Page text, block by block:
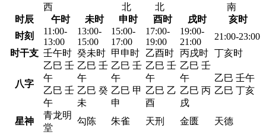
西
北
北
南
时辰
午时 未时 申时 酉时 戌时
亥时
时刻
11:00-
13:00
13:00-
15:00
15:00-
17:00
17:00-
19:00
19:00-
21:00
21:00-23:00
时干支 壬午时 癸未时 甲申时 乙酉时 丙戌时 丁亥时
八字
乙巳 壬
午
乙巳 壬
午
乙巳 壬
午
乙巳 癸
未
乙巳 壬
午
乙巳 甲
申
乙巳 壬
午
乙巳 乙
酉
乙巳 壬
午
乙巳 丙
戌
乙巳 壬午
乙巳 丁亥
星神
青龙明
堂
勾陈 朱雀 天刑 金匮 天德